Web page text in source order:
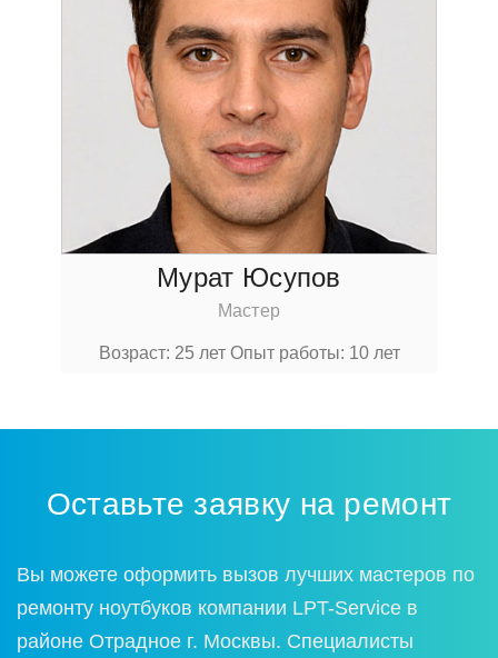
Мурат Юсупов
Мастер
Возраст: 25 летОпыт работы: 10 лет
Оставьте заявку на ремонт
Вы можете оформить вызов лучших мастеров по
ремонту ноутбуков компании LPT-Service в
районе Отрадное г. Москвы. Специалисты